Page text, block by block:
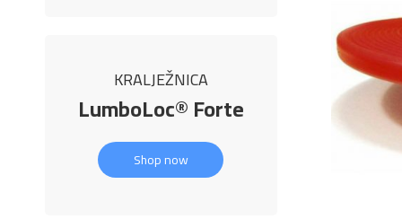
KRALJEŽNICA
LumboLoc® Forte
Shop now